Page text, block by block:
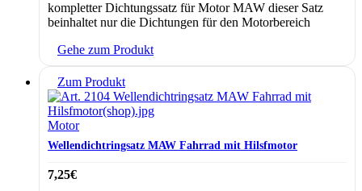
kompletter Dichtungssatz für Motor MAW dieser Satz
beinhaltet nur die Dichtungen für den Motorbereich
Gehe zum Produkt
Zum Produkt
Motor
Wellendichtringsatz MAW Fahrrad mit Hilsfmotor
7,25€